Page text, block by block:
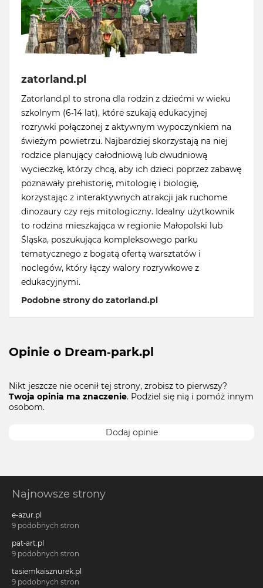
zatorland.pl
Zatorland.pl to strona dla rodzin z dziećmi w wieku
szkolnym (6-14 lat), które szukają edukacyjnej
rozrywki połączonej z aktywnym wypoczynkiem na
świeżym powietrzu. Najbardziej skorzystają na niej
rodzice planujący całodniową lub dwudniową
wycieczkę, którzy chcą, aby ich dzieci poprzez zabawę
poznawały prehistorię, mitologię i biologię,
korzystając z interaktywnych atrakcji jak ruchome
dinozaury czy rejs mitologiczny. Idealny użytkownik
to rodzina mieszkająca w regionie Małopolski lub
Śląska, poszukująca kompleksowego parku
tematycznego z bogatą ofertą warsztatów i
noclegów, który łączy walory rozrywkowe z
edukacyjnymi.
Podobne strony do zatorland.pl
Opinie o Dream-park.pl
Nikt jeszcze nie ocenił tej strony, zrobisz to pierwszy?
Twoja opinia ma znaczenie. Podziel się nią i pomóż innym
osobom.
Dodaj opinie
Najnowsze strony
e-azur.pl
9 podobnych stron
pat-art.pl
9 podobnych stron
tasiemkaisznurek.pl
9 podobnych stron